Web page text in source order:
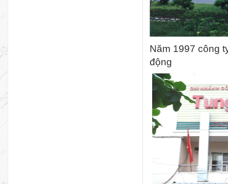
Năm 1997 công
động